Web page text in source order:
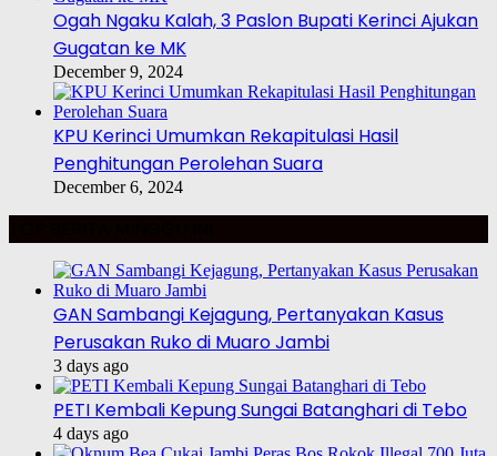
Ogah Ngaku Kalah, 3 Paslon Bupati Kerinci Ajukan
Gugatan ke MK
December 9, 2024
KPU Kerinci Umumkan Rekapitulasi Hasil
Penghitungan Perolehan Suara
December 6, 2024
GAN Sambangi Kejagung, Pertanyakan Kasus
Perusakan Ruko di Muaro Jambi
3 days ago
PETI Kembali Kepung Sungai Batanghari di Tebo
4 days ago